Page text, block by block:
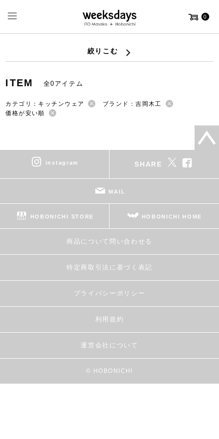
0
絞りこむ
ITEM 全0アイテム
カテゴリ：キッチンウェア
ブランド：吉岡木工
価格が安い順
instagram SHARE
MAIL
HOBONICHI STORE HOBONICHI HOME
商品について問い合わせる
特定商取引法に基づく表記
プライバシーポリシー
利用規約
運営会社について
© HOBONICHI